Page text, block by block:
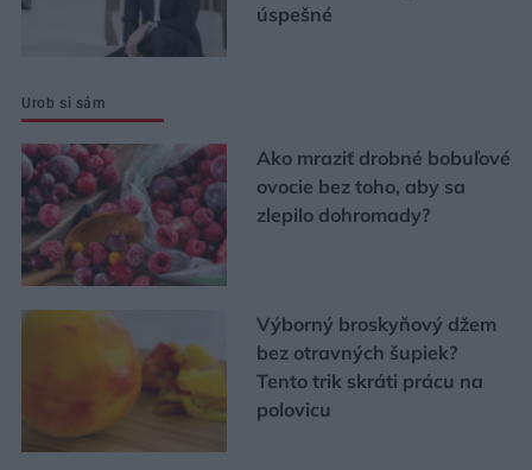
úspešné
Urob si sám
Ako mraziť drobné bobuľové
ovocie bez toho, aby sa
zlepilo dohromady?
Výborný broskyňový džem
bez otravných šupiek?
Tento trik skráti prácu na
polovicu